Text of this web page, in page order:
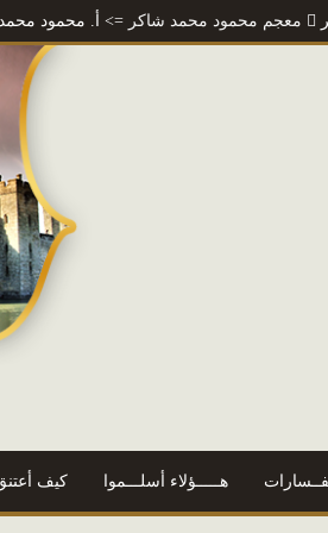
محمد شاكر=> أ. محمود محمد شاكر
هـــــؤلاء أسلـــموا كيف